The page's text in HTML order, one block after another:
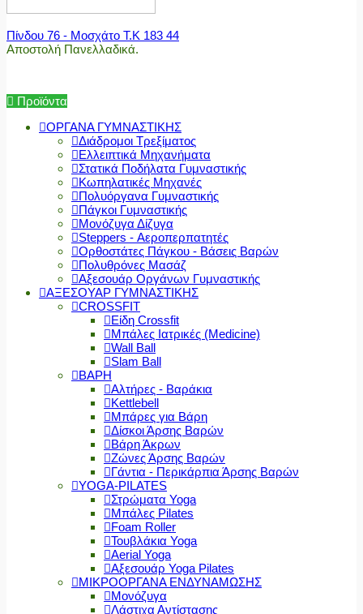
Πίνδου 76 - Μοσχάτο Τ.Κ 183 44
Αποστολή Πανελλαδικά.
Προϊόντα
ΟΡΓΑΝΑ ΓΥΜΝΑΣΤΙΚΗΣ
Διάδρομοι Τρεξίματος
Ελλειπτικά Μηχανήματα
Στατικά Ποδήλατα Γυμναστικής
Κωπηλατικές Μηχανές
Πολυόργανα Γυμναστικής
Πάγκοι Γυμναστικής
Μονόζυγα Δίζυγα
Steppers - Αεροπερπατητές
Ορθοστάτες Πάγκου - Βάσεις Βαρών
Πολυθρόνες Μασάζ
Αξεσουάρ Οργάνων Γυμναστικής
ΑΞΕΣΟΥΑΡ ΓΥΜΝΑΣΤΙΚΗΣ
CROSSFIT
Είδη Crossfit
Μπάλες Ιατρικές (Medicine)
Wall Ball
Slam Ball
ΒΑΡΗ
Αλτήρες - Βαράκια
Kettlebell
Μπάρες για Βάρη
Δίσκοι Άρσης Βαρών
Βάρη Άκρων
Ζώνες Άρσης Βαρών
Γάντια - Περικάρπια Άρσης Βαρών
YOGA-PILATES
Στρώματα Yoga
Μπάλες Pilates
Foam Roller
Τουβλάκια Yoga
Aerial Yoga
Αξεσουάρ Yoga Pilates
ΜΙΚΡΟΟΡΓΑΝΑ ΕΝΔΥΝΑΜΩΣΗΣ
Μονόζυγα
Λάστιχα Αντίστασης